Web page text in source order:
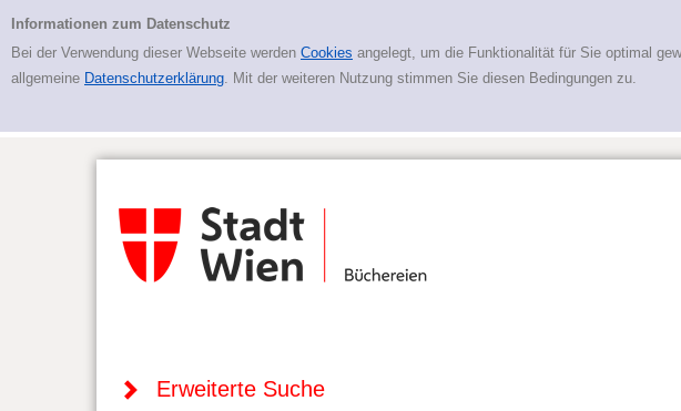
Erweiterte Suche
Informationen zum Datenschutz
Bei der Verwendung dieser Webseite werden Cookies angelegt, um die Funktionalität für Sie optimal
allgemeine Datenschutzerklärung. Mit der weiteren Nutzung stimmen Sie diesen Bedingungen zu.
Erweiterte Suche